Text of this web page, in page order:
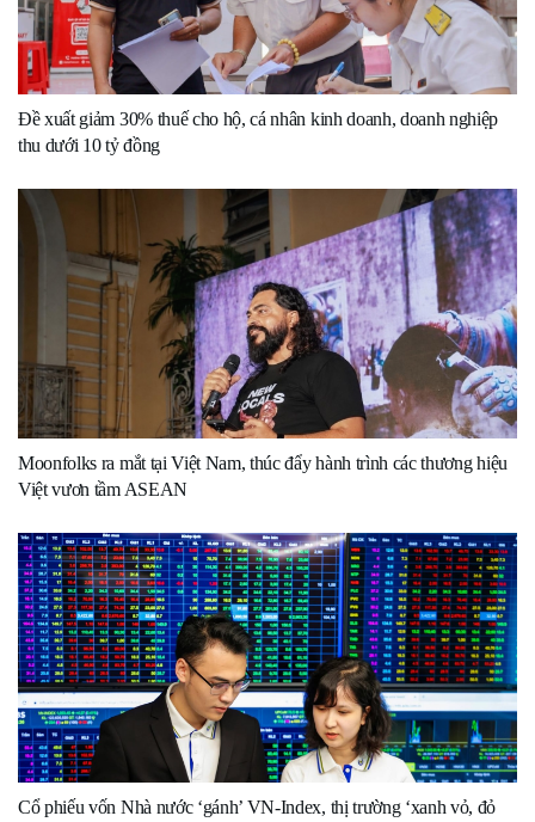
Đề xuất giảm 30% thuế cho hộ, cá nhân kinh doanh, doanh nghiệp
thu dưới 10 tỷ đồng
Moonfolks ra mắt tại Việt Nam, thúc đẩy hành trình các thương hiệu
Việt vươn tầm ASEAN
Cổ phiếu vốn Nhà nước ‘gánh’ VN-Index, thị trường ‘xanh vỏ, đỏ